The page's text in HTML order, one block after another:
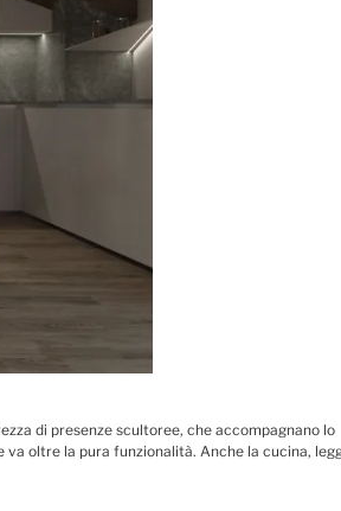
di presenze scultoree, che accompagnano lo
oltre la pura funzionalità. Anche la cucina,